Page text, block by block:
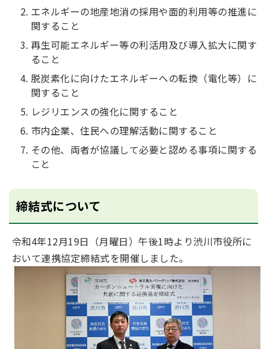
エネルギーの地産地消の採用や面的利用等の推進に
関すること
再生可能エネルギー等の利活用及び導入拡大に関す
ること
脱炭素化に向けたエネルギーへの転換（電化等）に
関すること
レジリエンスの強化に関すること
市内企業、住民への理解活動に関すること
その他、両者が協議して必要と認める事項に関する
こと
締結式について
令和4年12月19日（月曜日）午後1時より渋川市役所に
おいて連携協定締結式を開催しました。